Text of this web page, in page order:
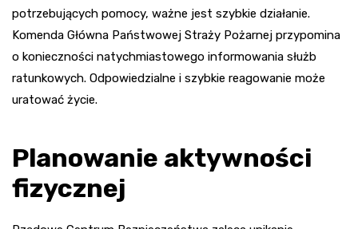
potrzebujących pomocy, ważne jest szybkie działanie.
Komenda Główna Państwowej Straży Pożarnej przypomina
o konieczności natychmiastowego informowania służb
ratunkowych. Odpowiedzialne i szybkie reagowanie może
uratować życie.
Planowanie aktywności
fizycznej